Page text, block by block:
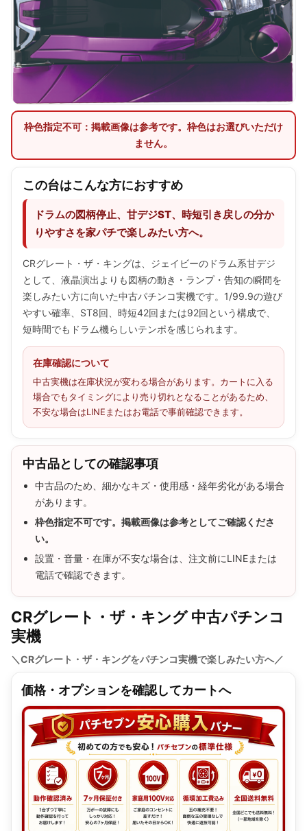
枠色指定不可：掲載画像は参考です。枠色はお選びいただけ
ません。
この台はこんな方におすすめ
ドラムの図柄停止、甘デジST、時短引き戻しの分か
りやすさを家パチで楽しみたい方へ。
CRグレート・ザ・キングは、ジェイビーのドラム系甘デジ
として、液晶演出よりも図柄の動き・ランプ・告知の瞬間を
楽しみたい方に向いた中古パチンコ実機です。1/99.9の遊び
やすい確率、ST8回、時短42回または92回という構成で、
短時間でもドラム機らしいテンポを感じられます。
在庫確認について
中古実機は在庫状況が変わる場合があります。カートに入る
場合でもタイミングにより売り切れとなることがあるため、
不安な場合はLINEまたはお電話で事前確認できます。
中古品としての確認事項
中古品のため、細かなキズ・使用感・経年劣化がある場合
があります。
枠色指定不可です。掲載画像は参考としてご確認くださ
い。
設置・音量・在庫が不安な場合は、注文前にLINEまたは
電話で確認できます。
CRグレート・ザ・キング 中古パチンコ
実機
＼CRグレート・ザ・キングをパチンコ実機で楽しみたい方へ／
価格・オプションを確認してカートへ